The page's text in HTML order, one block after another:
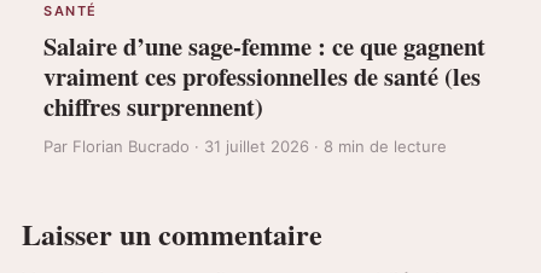
SANTÉ
Salaire d’une sage-femme : ce que gagnent
vraiment ces professionnelles de santé (les
chiffres surprennent)
Par Florian Bucrado · 31 juillet 2026 · 8 min de lecture
Laisser un commentaire